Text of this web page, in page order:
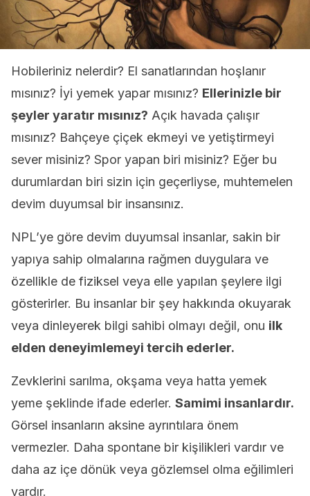
Hobileriniz nelerdir? El sanatlarından hoşlanır
mısınız? İyi yemek yapar mısınız? Ellerinizle bir
şeyler yaratır mısınız? Açık havada çalışır
mısınız? Bahçeye çiçek ekmeyi ve yetiştirmeyi
sever misiniz? Spor yapan biri misiniz? Eğer bu
durumlardan biri sizin için geçerliyse, muhtemelen
devim duyumsal bir insansınız.
NPL’ye göre devim duyumsal insanlar, sakin bir
yapıya sahip olmalarına rağmen duygulara ve
özellikle de fiziksel veya elle yapılan şeylere ilgi
gösterirler. Bu insanlar bir şey hakkında okuyarak
veya dinleyerek bilgi sahibi olmayı değil, onu ilk
elden deneyimlemeyi tercih ederler.
Zevklerini sarılma, okşama veya hatta yemek
yeme şeklinde ifade ederler. Samimi insanlardır.
Görsel insanların aksine ayrıntılara önem
vermezler. Daha spontane bir kişilikleri vardır ve
daha az içe dönük veya gözlemsel olma eğilimleri
vardır.